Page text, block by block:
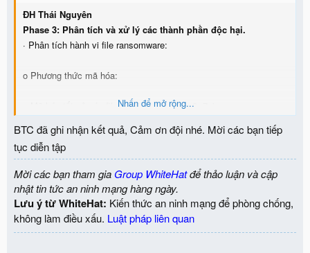
ĐH Thái Nguyên
Phase 3: Phân tích và xử lý các thành phần độc hại.
· Phân tích hành vi file ransomware:
o Phương thức mã hóa:
o Mã hóa tất cả các file có định dạng: .mp3 .7zip
o Các thư mục bị mã hóa: "canhac" va "hoctap"
o Các hành vi khác của mã độc: Thay đổi "Files". "Registry".
"Mutexes" (Mô tả các key trong file text)
Nhấn để mở rộng...
BTC đã ghi nhận kết quả, Cảm ơn đội nhé. Mời các bạn tiếp
tục diễn tập
Mời các bạn tham gia Group WhiteHatđể thảo luận và cập
nhật tin tức an ninh mạng hàng ngày.
Lưu ý từ WhiteHat: Kiến thức an ninh mạng để phòng chống,
không làm điều xấu. Luật pháp liên quan